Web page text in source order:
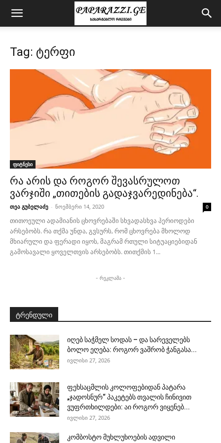
Tag: ტერფი
ფიტნესი
რა არის და როგორ შევასრულოთ
ვარჯიში „თითების გადაჯვარედინება“.
თეა გუბელაძე - ნოემბერი 14, 2020 0
თითოეული ადამიანის ცხოვრებაში სხვადასხვა პერიოდები
არსებობს. რა თქმა უნდა, გვსურს, რომ ცხოვრება მხოლოდ
მხიარული და ფერადი იყოს, მაგრამ რთული სიტუაციებიდან
გამოსავალი ყოველთვის არსებობს. თითქმის 1...
- რეკლამა -
ტრენდული
იღებ საჭმელ სოდას – და სარეველებს
ბოლო ეღება: როგორ ვაშრობ ჭანგასა...
ივლისი 27, 2026
ფეხსაცმლის კოლოფებიდან პატარა
„ჯადოსნურ“ პაკეტებს თვალის ჩინივით
ვუფრთხილდები: აი როგორ ვიყენებ...
ივლისი 27, 2026
კომბოსტო მუხლუხოების ადვილი